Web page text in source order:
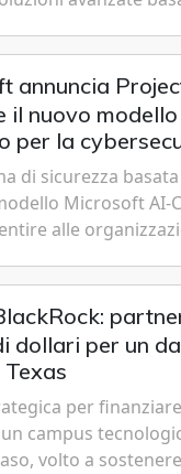
annuncia
il nuovo
per la
di sicurezza
Microsoft AI-
alle
del rischio.
dollari per un
per
campus
volto a